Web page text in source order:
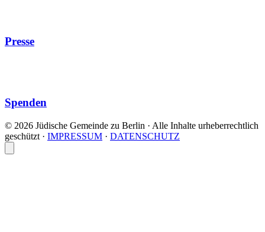
Presse
Spenden
© 2026 Jüdische Gemeinde zu Berlin · Alle Inhalte urheberrechtlich
geschützt · IMPRESSUM · DATENSCHUTZ